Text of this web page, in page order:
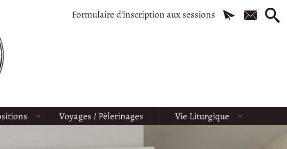
Formulaire d’inscription aux sessions
Voyages / Pèlerinages Vie Liturgique